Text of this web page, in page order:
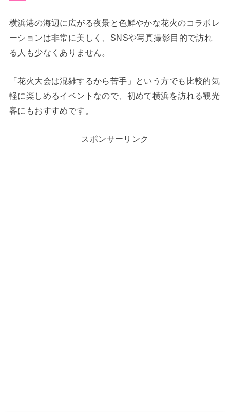
横浜港の海辺に広がる夜景と色鮮やかな花火のコラボレ
ーションは非常に美しく、SNSや写真撮影目的で訪れ
る人も少なくありません。
「花火大会は混雑するから苦手」という方でも比較的気
軽に楽しめるイベントなので、初めて横浜を訪れる観光
客にもおすすめです。
スポンサーリンク